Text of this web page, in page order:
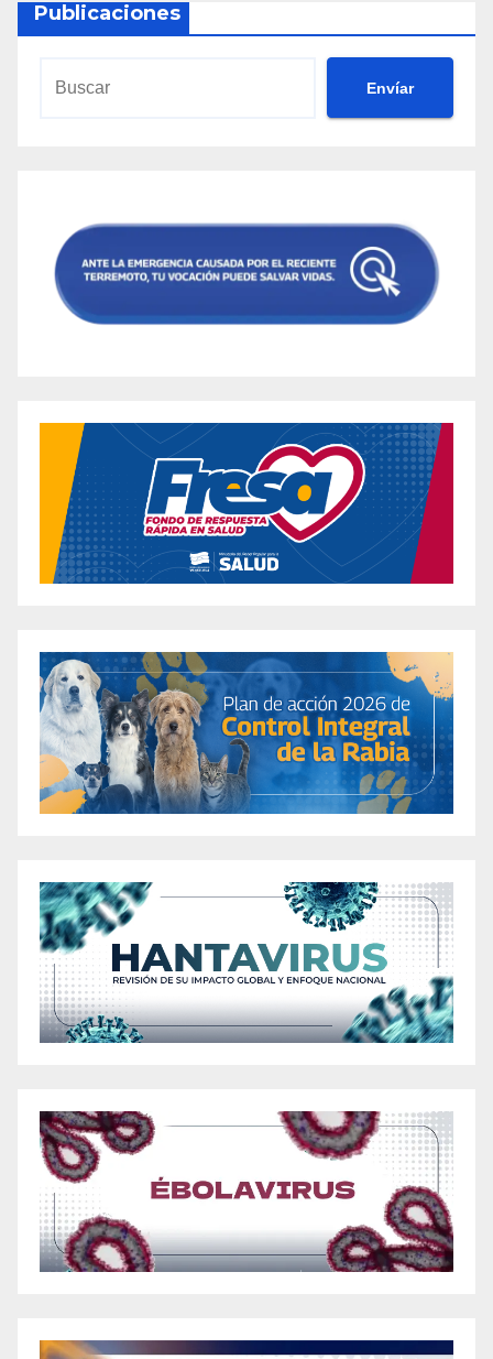
Publicaciones
Envíar